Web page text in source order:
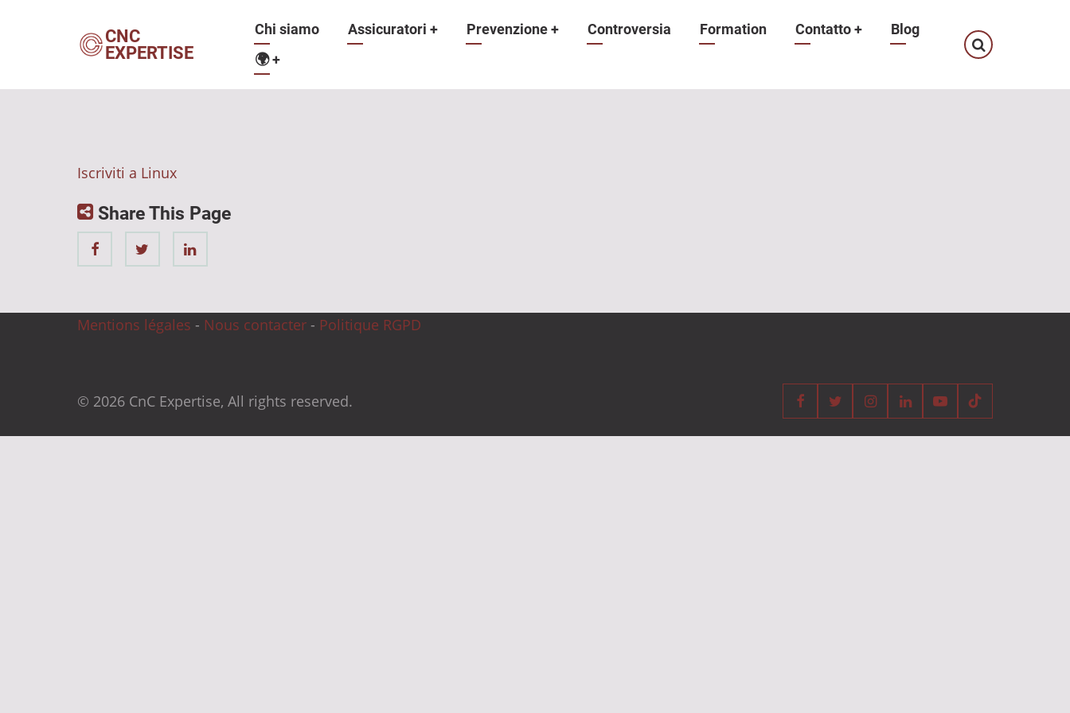
CNC
EXPERTISE
Navigazione
principale
Chi siamo Assicuratori + Prevenzione+ Controversia Formation Contatto+
Blog
🌍+
Iscriviti a Linux
Share This Page
Mentions légales - Nous contacter - Politique RGPD
© 2026 CnC Expertise, All rights reserved.